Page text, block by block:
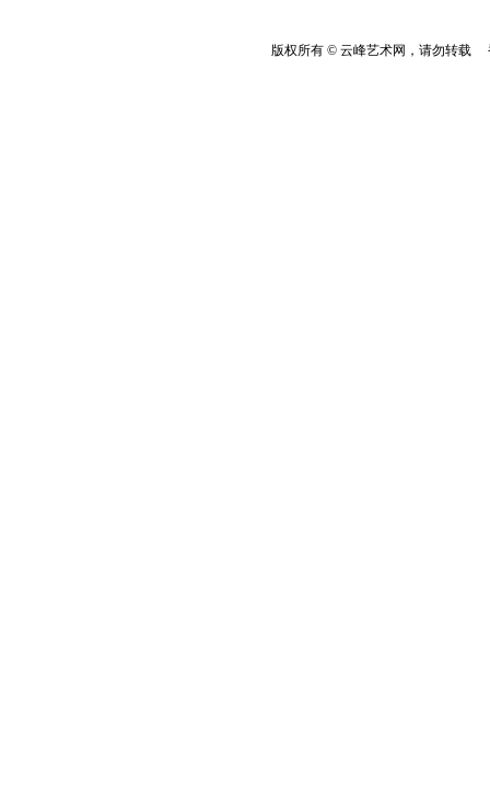
版权所有 © 云峰艺术网，请勿转载